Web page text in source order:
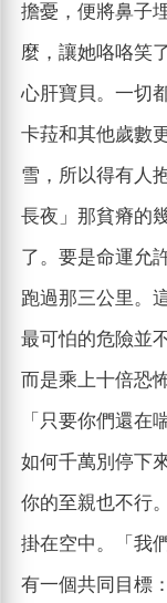
擔憂，便將鼻子
麼，讓她咯咯笑
心肝寶貝。一切
卡菈和其他歲數
雪，所以得有人
長夜」那貧瘠的
了。要是命運允
跑過那三公里。
最可怕的危險並
而是乘上十倍恐
「只要你們還在
如何千萬別停下
你的至親也不行
掛在空中。「我
有一個共同目標